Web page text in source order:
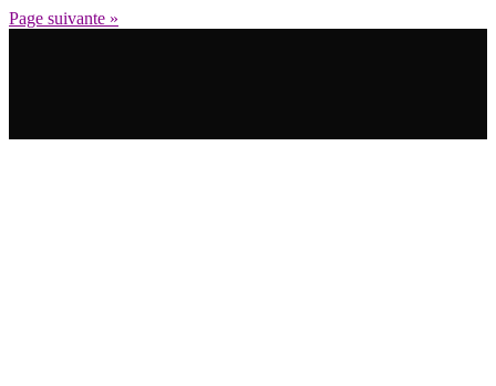
Page suivante »